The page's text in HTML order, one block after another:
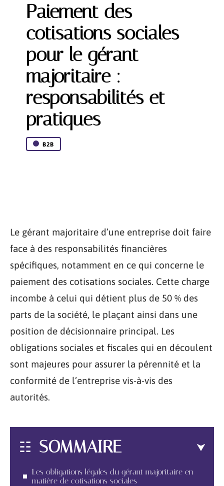
Paiement des
cotisations sociales
pour le gérant
majoritaire :
responsabilités et
pratiques
B2B
Le gérant majoritaire d’une entreprise doit faire
face à des responsabilités financières
spécifiques, notamment en ce qui concerne le
paiement des cotisations sociales. Cette charge
incombe à celui qui détient plus de 50 % des
parts de la société, le plaçant ainsi dans une
position de décisionnaire principal. Les
obligations sociales et fiscales qui en découlent
sont majeures pour assurer la pérennité et la
conformité de l’entreprise vis-à-vis des
autorités.
SOMMAIRE
Les obligations légales du gérant majoritaire en
matière de cotisations sociales